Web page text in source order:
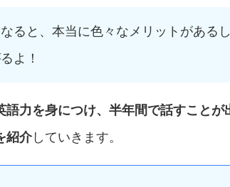
ると、本当に色々なメリットがあるし
よ！
語力を身につけ、半年間で話すことが
紹介していきます。